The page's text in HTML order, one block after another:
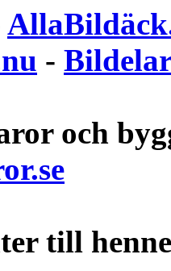
- Bildelar
och
till